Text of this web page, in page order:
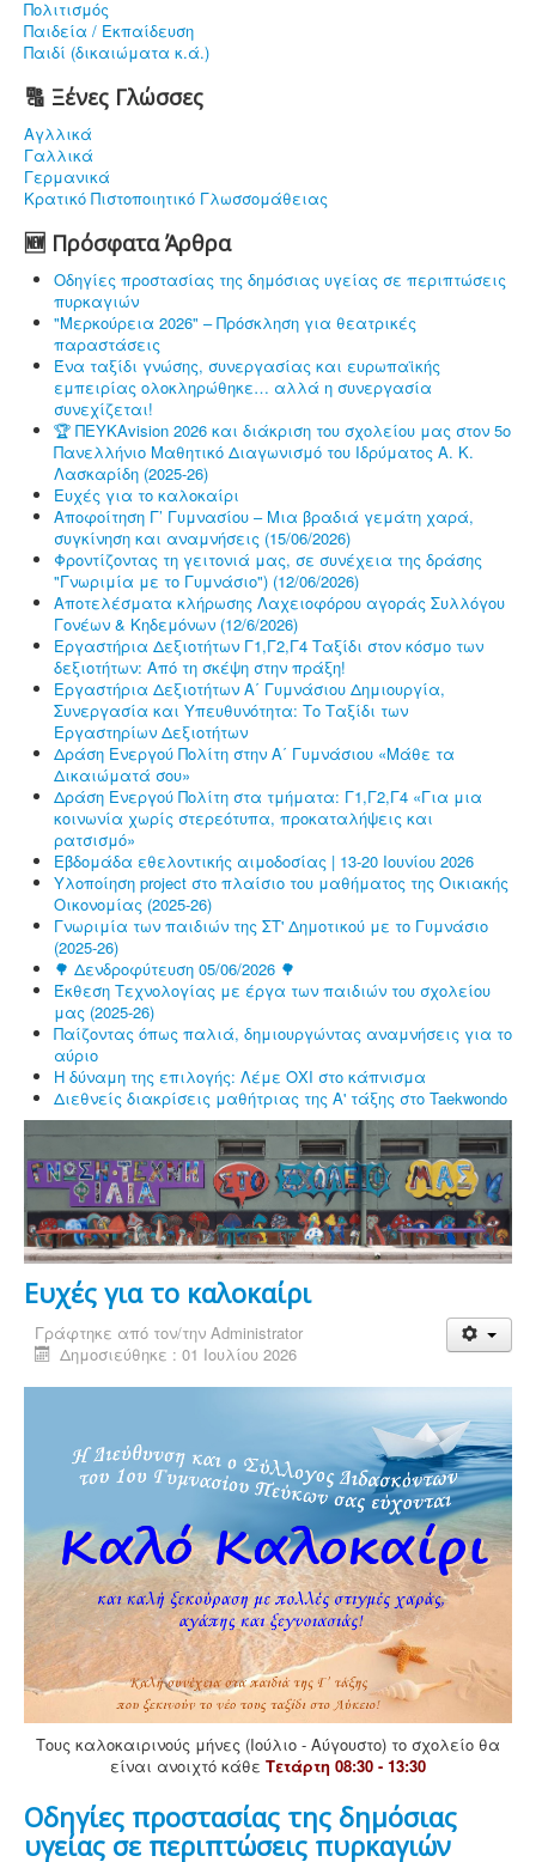
Πολιτισμός
Παιδεία / Εκπαίδευση
Παιδί (δικαιώματα κ.ά.)
🔠 Ξένες Γλώσσες
Αγλλικά
Γαλλικά
Γερμανικά
Κρατικό Πιστοποιητικό Γλωσσομάθειας
🆕 Πρόσφατα Άρθρα
Οδηγίες προστασίας της δημόσιας υγείας σε περιπτώσεις
πυρκαγιών
"Μερκούρεια 2026" – Πρόσκληση για θεατρικές
παραστάσεις
Ένα ταξίδι γνώσης, συνεργασίας και ευρωπαϊκής
εμπειρίας ολοκληρώθηκε… αλλά η συνεργασία
συνεχίζεται!
🏆 ΠΕΥΚΑvision 2026 και διάκριση του σχολείου μας στον 5ο
Πανελλήνιο Μαθητικό Διαγωνισμό του Ιδρύματος Α. Κ.
Λασκαρίδη (2025-26)
Ευχές για το καλοκαίρι
Αποφοίτηση Γ’ Γυμνασίου – Μια βραδιά γεμάτη χαρά,
συγκίνηση και αναμνήσεις (15/06/2026)
Φροντίζοντας τη γειτονιά μας, σε συνέχεια της δράσης
"Γνωριμία με το Γυμνάσιο") (12/06/2026)
Αποτελέσματα κλήρωσης Λαχειοφόρου αγοράς Συλλόγου
Γονέων & Κηδεμόνων (12/6/2026)
Εργαστήρια Δεξιοτήτων Γ1,Γ2,Γ4 Ταξίδι στον κόσμο των
δεξιοτήτων: Από τη σκέψη στην πράξη!
Εργαστήρια Δεξιοτήτων Α΄ Γυμνάσιου Δημιουργία,
Συνεργασία και Υπευθυνότητα: Το Ταξίδι των
Εργαστηρίων Δεξιοτήτων
Δράση Ενεργού Πολίτη στην Α΄ Γυμνάσιου «Μάθε τα
Δικαιώματά σου»
Δράση Ενεργού Πολίτη στα τμήματα: Γ1,Γ2,Γ4 «Για μια
κοινωνία χωρίς στερεότυπα, προκαταλήψεις και
ρατσισμό»
Εβδομάδα εθελοντικής αιμοδοσίας | 13-20 Ιουνίου 2026
Υλοποίηση project στο πλαίσιο του μαθήματος της Οικιακής
Οικονομίας (2025-26)
Γνωριμία των παιδιών της ΣΤ' Δημοτικού με το Γυμνάσιο
(2025-26)
🌳 Δενδροφύτευση 05/06/2026 🌳
Έκθεση Τεχνολογίας με έργα των παιδιών του σχολείου
μας (2025-26)
Παίζοντας όπως παλιά, δημιουργώντας αναμνήσεις για το
αύριο
Η δύναμη της επιλογής: Λέμε ΟΧΙ στο κάπνισμα
Διεθνείς διακρίσεις μαθήτριας της Α' τάξης στο Taekwondo
Ευχές για το καλοκαίρι
Γράφτηκε από τον/την Administrator
Δημοσιεύθηκε : 01 Ιουλίου 2026
Τους καλοκαιρινούς μήνες (Ιούλιο - Αύγουστο) το σχολείο θα
είναι ανοιχτό κάθε Τετάρτη 08:30 - 13:30
Οδηγίες προστασίας της δημόσιας
υγείας σε περιπτώσεις πυρκαγιών